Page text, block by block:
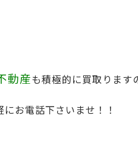
動産も積極的に買取ります
お電話下さいませ！！